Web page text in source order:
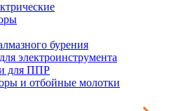
бурения
электроинструмента
для ППР
и отбойные молотки